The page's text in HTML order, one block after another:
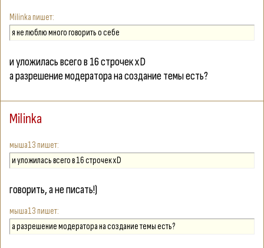
Milinka
я не люблю много говорить о себе
и уложилась всего в 16 строчек хD
а разрешение модератора на создание темы есть?
Milinka
мыша13
и уложилась всего в 16 строчек хD
говорить, а не писать!)
мыша13
а разрешение модератора на создание темы есть?